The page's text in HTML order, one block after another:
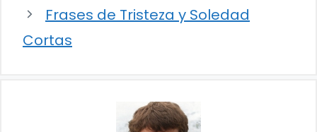
Frases de Tristeza y Soledad
Cortas